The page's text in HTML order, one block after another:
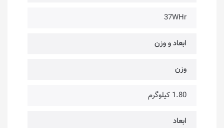
37WHr
ابعاد و وزن
وزن
1.80 کیلوگرم
ابعاد